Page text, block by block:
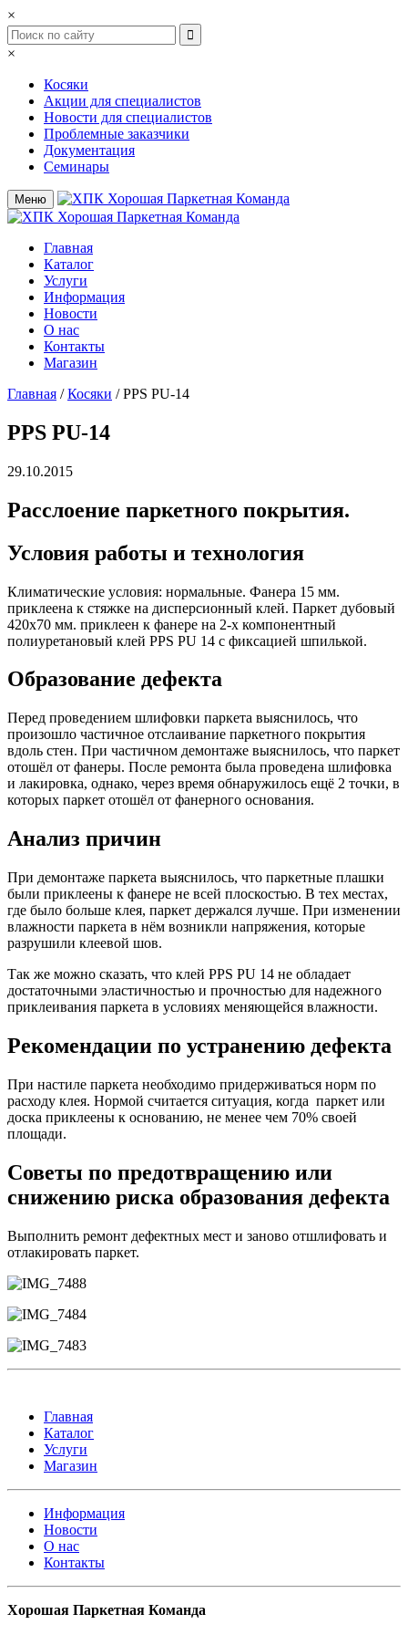
×
×
Косяки
Акции для специалистов
Новости для специалистов
Проблемные заказчики
Документация
Семинары
Меню
Главная
Каталог
Услуги
Информация
Новости
О нас
Контакты
Магазин
Главная /Косяки /PPS PU-14
PPS PU-14
29.10.2015
Расслоение паркетного покрытия.
Условия работы и технология
Климатические условия: нормальные. Фанера 15 мм.
приклеена к стяжке на дисперсионный клей. Паркет дубовый
420х70 мм. приклеен к фанере на 2-х компонентный
полиуретановый клей PPS PU 14 c фиксацией шпилькой.
Образование дефекта
Перед проведением шлифовки паркета выяснилось, что
произошло частичное отслаивание паркетного покрытия
вдоль стен. При частичном демонтаже выяснилось, что паркет
отошёл от фанеры. После ремонта была проведена шлифовка
и лакировка, однако, через время обнаружилось ещё 2 точки, в
которых паркет отошёл от фанерного основания.
Анализ причин
При демонтаже паркета выяснилось, что паркетные плашки
были приклеены к фанере не всей плоскостью. В тех местах,
где было больше клея, паркет держался лучше. При изменении
влажности паркета в нём возникли напряжения, которые
разрушили клеевой шов.
Так же можно сказать, что клей PPS PU 14 не обладает
достаточными эластичностью и прочностью для надежного
приклеивания паркета в условиях меняющейся влажности.
Рекомендации по устранению дефекта
При настиле паркета необходимо придерживаться норм по
расходу клея. Нормой считается ситуация, когда паркет или
доска приклеены к основанию, не менее чем 70% своей
площади.
Советы по предотвращению или
снижению риска образования дефекта
Выполнить ремонт дефектных мест и заново отшлифовать и
отлакировать паркет.
Главная
Каталог
Услуги
Магазин
Информация
Новости
О нас
Контакты
Хорошая Паркетная Команда